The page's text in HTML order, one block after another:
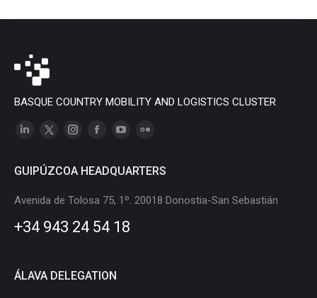
BASQUE COUNTRY MOBILITY AND LOGISTICS CLUSTER
Linkedin
opens
window
X
opens
window
Instagram
opens
in
window
opens
in
window
opens
in
window
opens
in
GUIPÚZCOA HEADQUARTERS
Avenida de Tolosa 75, 1º. 20018 Donostia-San Sebastián
+34 943 24 54 18
ÁLAVA DELEGATION